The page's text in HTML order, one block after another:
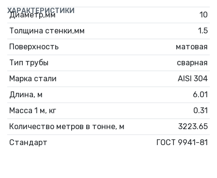
ХАРАКТЕРИСТИКИ
Диаметр,мм
10
Толщина стенки,мм
1.5
Поверхность
матовая
Тип трубы
сварная
Марка стали
AISI 304
Длина, м
6.01
Масса 1 м, кг
0.31
Количество метров в тонне, м
3223.65
Стандарт
ГОСТ 9941-81